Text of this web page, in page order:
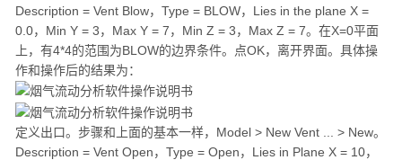
Description = Vent Blow，Type = BLOW，Lies in the plane X =
0.0，Min Y = 3，Max Y = 7，Min Z = 3，Max Z = 7。在X=0平面
上，有4*4的范围为BLOW的边界条件。点OK，离开界面。具体操
作和操作后的结果为：
定义出口。步骤和上面的基本一样，Model > New Vent ... > New。
Description = Vent Open，Type = Open，Lies in Plane X = 10，